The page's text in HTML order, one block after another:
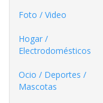
Foto / Video
Hogar /
Electrodomésticos
Ocio / Deportes /
Mascotas